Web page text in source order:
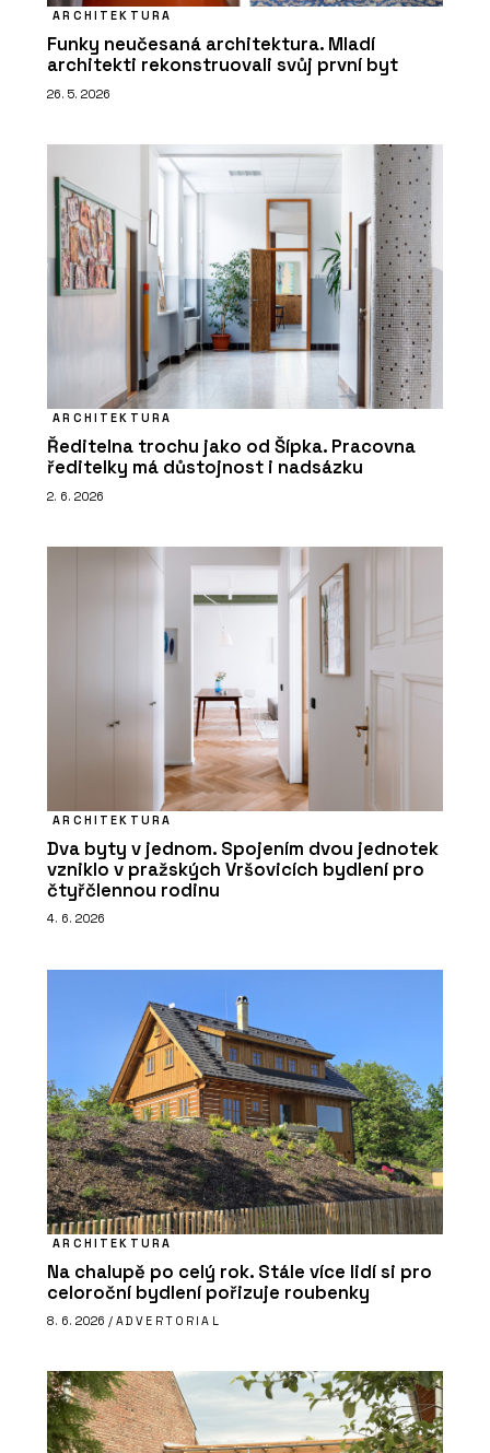
ARCHITEKTURA
Funky neučesaná architektura. Mladí
architekti rekonstruovali svůj první byt
26. 5. 2026
ARCHITEKTURA
Ředitelna trochu jako od Šípka. Pracovna
ředitelky má důstojnost i nadsázku
2. 6. 2026
ARCHITEKTURA
Dva byty v jednom. Spojením dvou jednotek
vzniklo v pražských Vršovicích bydlení pro
čtyřčlennou rodinu
4. 6. 2026
ARCHITEKTURA
Na chalupě po celý rok. Stále více lidí si pro
celoroční bydlení pořizuje roubenky
8. 6. 2026 / ADVERTORIAL